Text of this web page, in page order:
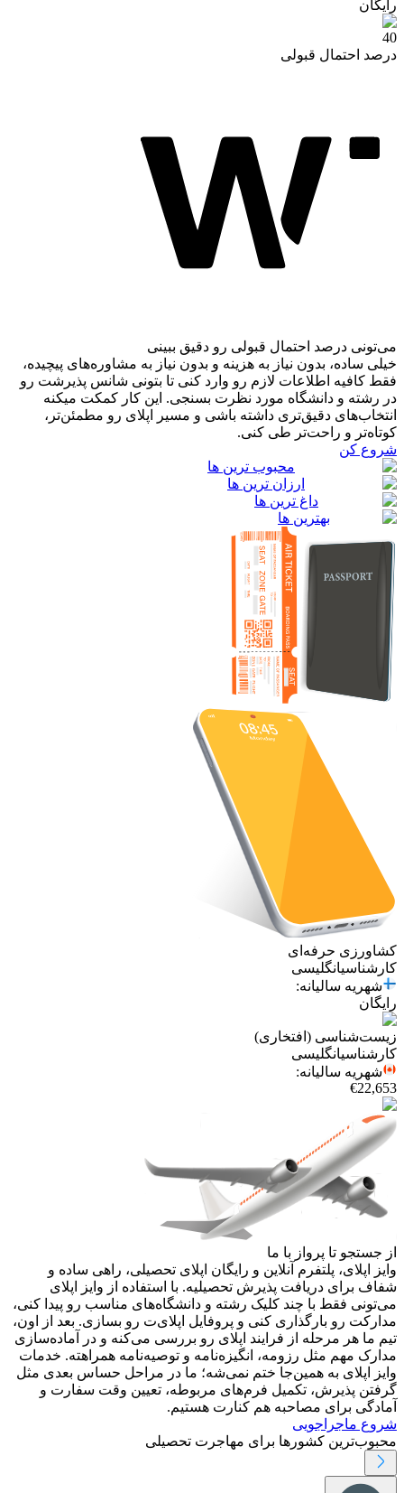
رایگان
40
درصد احتمال قبولی
می‌تونی درصد احتمال قبولی رو دقیق ببینی
خیلی ساده، بدون نیاز به هزینه و بدون نیاز به مشاوره‌های پیچیده،
فقط کافیه اطلاعات لازم رو وارد کنی تا بتونی شانس پذیرشت رو
در رشته و دانشگاه مورد نظرت بسنجی. این کار کمکت میکنه
انتخاب‌های دقیق‌تری داشته باشی و مسیر اپلای رو مطمئن‌تر،
کوتاه‌تر و راحت‌تر طی کنی.
شروع کن
محبوب ترین ها
ارزان ترین ها
داغ ترین ها
بهترین ها
کشاورزی حرفه‌ای
کارشناسیانگلیسی
شهریه سالیانه:
رایگان
زیست‌شناسی (افتخاری)
کارشناسیانگلیسی
شهریه سالیانه:
€22,653
از جستجو تا پرواز با ما
وایز اپلای، پلتفرم آنلاین و رایگان اپلای تحصیلی، راهی ساده و
شفاف برای دریافت پذیرش تحصیلیه. با استفاده از وایز اپلای
می‌تونی فقط با چند کلیک رشته و دانشگاه‌های مناسب رو پیدا کنی،
مدارکت رو بارگذاری کنی و پروفایل اپلای‌ت رو بسازی. بعد از اون،
تیم ما هر مرحله از فرایند اپلای رو بررسی می‌کنه و در آماده‌سازی
مدارک مهم مثل رزومه، انگیزه‌نامه و توصیه‌نامه همراهته. خدمات
وایز اپلای به همین‌جا ختم نمی‌شه؛ ما در مراحل حساس بعدی مثل
گرفتن پذیرش، تکمیل فرم‌های مربوطه، تعیین وقت سفارت و
آمادگی برای مصاحبه هم کنارت هستیم.
شروع ماجراجویی
محبوب‌ترین کشورها برای مهاجرت تحصیلی